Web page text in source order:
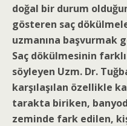
doğal bir durum
gösteren saç
uzmanına
Saç dökülmesinin
söyleyen Uzm. Dr.
karşılaşılan özellikle
tarakta biriken,
zeminde fark edilen,